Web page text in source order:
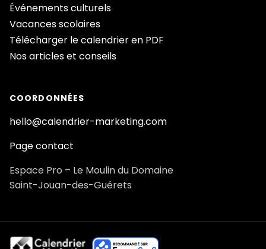
Événements culturels
Vacances scolaires
Télécharger le calendrier en PDF
Nos articles et conseils
COORDONNÉES
hello@calendrier-marketing.com
Page contact
Espace Pro – Le Moulin du Domaine
Saint-Jouan-des-Guérets